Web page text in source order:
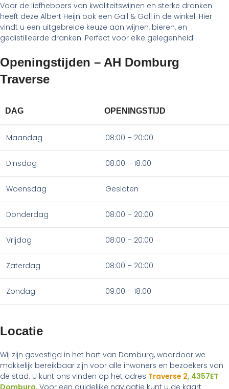
Voor de liefhebbers van kwaliteitswijnen en sterke dranken
heeft deze Albert Heijn ook een Gall & Gall in de winkel. Hier
vindt u een uitgebreide keuze aan wijnen, bieren, en
gedistilleerde dranken. Perfect voor elke gelegenheid!
Openingstijden – AH Domburg
Traverse
DAG OPENINGSTIJD
Maandag 08:00 – 20:00
Dinsdag 08:00 – 18:00
Woensdag Gesloten
Donderdag 08:00 – 20:00
Vrijdag 08:00 – 20:00
Zaterdag 08:00 – 20:00
Zondag 09:00 – 18:00
Locatie
Wij zijn gevestigd in het hart van Domburg, waardoor we
makkelijk bereikbaar zijn voor alle inwoners en bezoekers van
de stad. U kunt ons vinden op het adres Traverse 2, 4357ET